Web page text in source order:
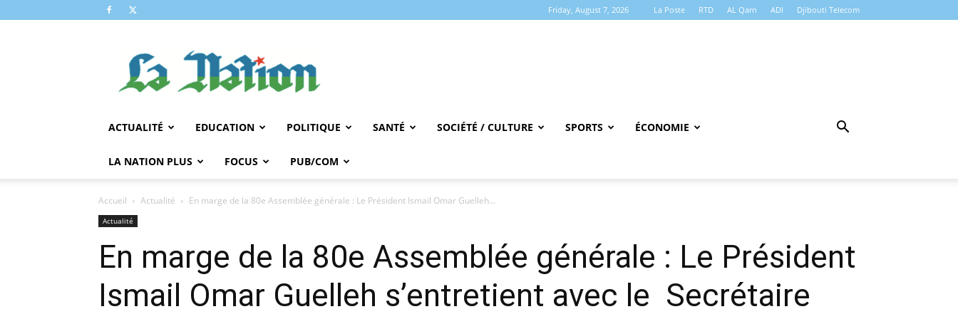
Friday, August 7, 2026 La Poste RTD AL Qarn ADI Djibouti Telecom
NATION
ACTUALITÉ EDUCATION POLITIQUE SANTÉ SOCIÉTÉ / CULTURE SPORTS ÉCONOMIE
LA NATION PLUS FOCUS PUB/COM
Accueil Actualité En marge de la 80e Assemblée générale : Le Président Ismail Omar Guelleh...
Actualité
En marge de la 80e Assemblée générale : Le Président
Ismail Omar Guelleh s’entretient avec le Secrétaire